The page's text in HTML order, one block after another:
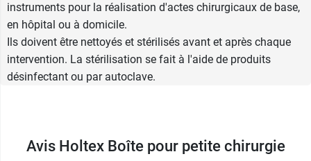
inoxydable ou en aluminium
1 Pince Péan Murphy, 14 cm
1 Pince Dissection avec griffes, 14 cm
1 Pince Dissection sans griffes, 14 cm
1 Manche Bistouri n° 3
1 Pince Kocher, droite avec griffes, 14 cm
instruments pour la réalisation d'actes chirurgicaux de base,
en hôpital ou à domicile.
Ils doivent être nettoyés et stérilisés avant et après chaque
intervention. La stérilisation se fait à l'aide de produits
désinfectant ou par autoclave.
Avis Holtex Boîte pour petite chirurgie